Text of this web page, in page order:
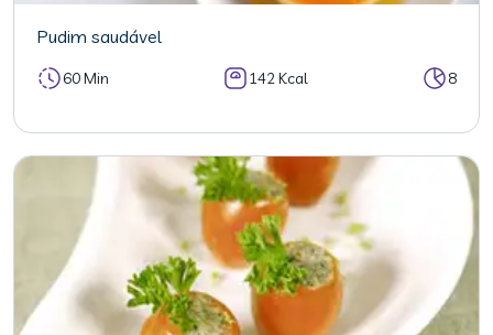
Pudim saudável
60 Min 142 Kcal 8